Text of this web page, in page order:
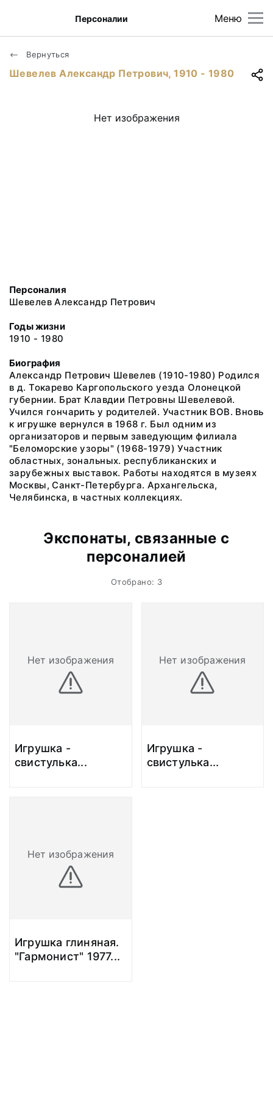
Меню
Персоналии
Вернуться
Шевелев Александр Петрович, 1910 - 1980
Нет изображения
Персоналия
Шевелев Александр Петрович
Годы жизни
1910 - 1980
Биография
Александр Петрович Шевелев (1910-1980) Родился
в д. Токарево Каргопольского уезда Олонецкой
губернии. Брат Клавдии Петровны Шевелевой.
Учился гончарить у родителей. Участник ВОВ. Вновь
к игрушке вернулся в 1968 г. Был одним из
организаторов и первым заведующим филиала
"Беломорские узоры" (1968-1979) Участник
областных, зональных. республиканских и
зарубежных выставок. Работы находятся в музеях
Москвы, Санкт-Петербурга. Архангельска,
Челябинска, в частных коллекциях.
Экспонаты, связанные с
персоналией
Отобрано: 3
Нет изображения
Игрушка -
свистулька...
Нет изображения
Игрушка -
свистулька...
Нет изображения
Игрушка глиняная.
"Гармонист" 1977...